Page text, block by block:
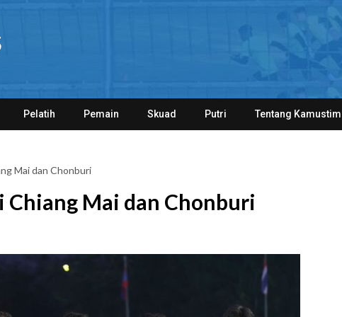
Pelatih Pemain Skuad Putri Tentang
Mai dan Chonburi
Chiang Mai dan Chonburi